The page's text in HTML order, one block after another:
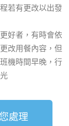
若有更改以出發
好者，有時會依
改用餐內容，但
機時間早晚，行
處理